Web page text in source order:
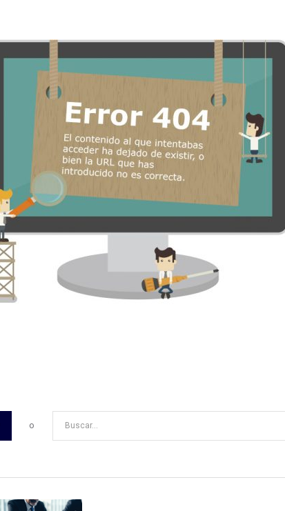
o Buscar...